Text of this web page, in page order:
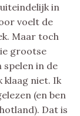
in
voelt de
Maar toch
grootse
in de
klaag niet. Ik
(en ben
Dat is